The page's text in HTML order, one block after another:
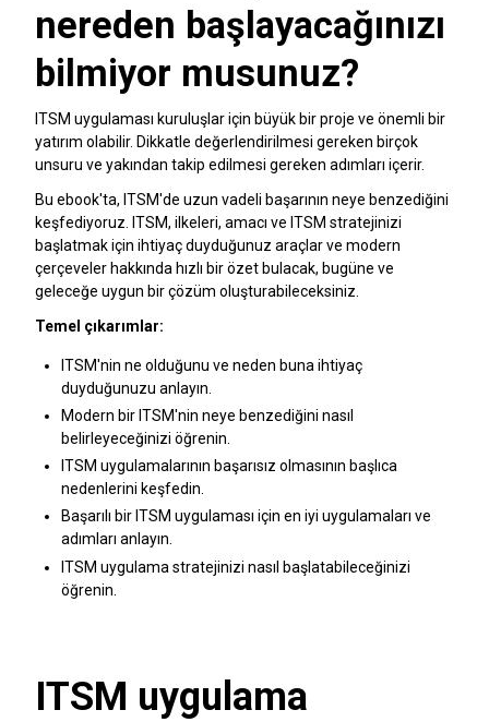
nereden başlayacağınızı
bilmiyor musunuz?
ITSM uygulaması kuruluşlar için büyük bir proje ve önemli bir
yatırım olabilir. Dikkatle değerlendirilmesi gereken birçok
unsuru ve yakından takip edilmesi gereken adımları içerir.
Bu ebook'ta, ITSM'de uzun vadeli başarının neye benzediğini
keşfediyoruz. ITSM, ilkeleri, amacı ve ITSM stratejinizi
başlatmak için ihtiyaç duyduğunuz araçlar ve modern
çerçeveler hakkında hızlı bir özet bulacak, bugüne ve
geleceğe uygun bir çözüm oluşturabileceksiniz.
Temel çıkarımlar:
ITSM'nin ne olduğunu ve neden buna ihtiyaç
duyduğunuzu anlayın.
Modern bir ITSM'nin neye benzediğini nasıl
belirleyeceğinizi öğrenin.
ITSM uygulamalarının başarısız olmasının başlıca
nedenlerini keşfedin.
Başarılı bir ITSM uygulaması için en iyi uygulamaları ve
adımları anlayın.
ITSM uygulama stratejinizi nasıl başlatabileceğinizi
öğrenin.
ITSM uygulama